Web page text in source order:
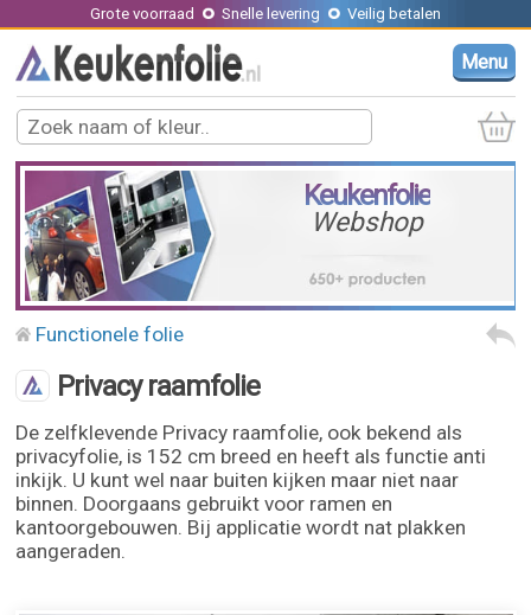
Grote voorraad Snelle levering Veilig betalen
Menu
Keukenfolie
Webshop
Functionele folie
Privacy raamfolie
De zelfklevende Privacy raamfolie, ook bekend als
privacyfolie, is 152 cm breed en heeft als functie anti
inkijk. U kunt wel naar buiten kijken maar niet naar
binnen. Doorgaans gebruikt voor ramen en
kantoorgebouwen. Bij applicatie wordt nat plakken
aangeraden.